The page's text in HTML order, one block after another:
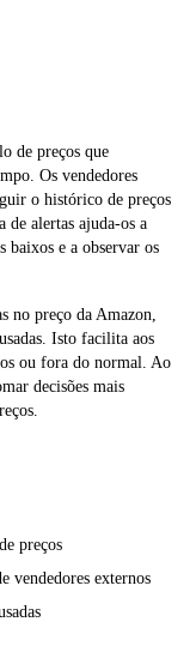
de preços que
Os vendedores
o histórico de preços
de alertas ajuda-os a
baixos e a observar os
no preço da Amazon,
Isto facilita aos
ou fora do normal. Ao
decisões mais
preços
vendedores externos